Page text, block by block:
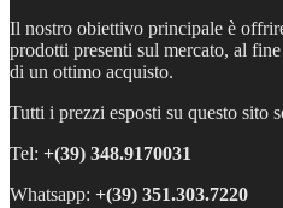
Il nostro obiettivo principale è
prodotti presenti sul mercato, al
di un ottimo acquisto.
Tutti i prezzi esposti su questo sito
Tel: +(39) 348.9170031
Whatsapp: +(39) 351.303.7220